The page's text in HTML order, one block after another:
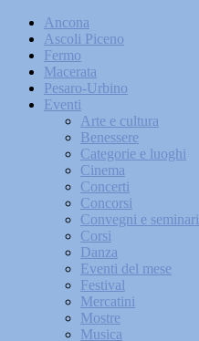
Ancona
Ascoli Piceno
Fermo
Macerata
Pesaro-Urbino
Eventi
Arte e cultura
Benessere
Categorie e luoghi
Cinema
Concerti
Concorsi
Convegni e seminari
Corsi
Danza
Eventi del mese
Festival
Mercatini
Mostre
Musica